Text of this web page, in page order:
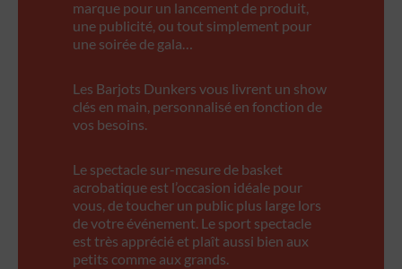
marque pour un lancement de produit,
une publicité, ou tout simplement pour
une soirée de gala…
Les Barjots Dunkers vous livrent un show
clés en main, personnalisé en fonction de
vos besoins.
Le spectacle sur-mesure de basket
acrobatique est l’occasion idéale pour
vous, de toucher un public plus large lors
de votre événement. Le sport spectacle
est très apprécié et plaît aussi bien aux
petits comme aux grands.